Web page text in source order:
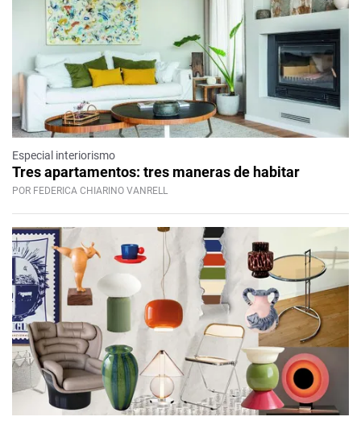
Especial interiorismo
Tres apartamentos: tres maneras de habitar
POR FEDERICA CHIARINO VANRELL